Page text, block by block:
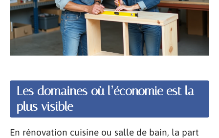
Les domaines où l’économie est la
plus visible
En rénovation cuisine ou salle de bain, la part